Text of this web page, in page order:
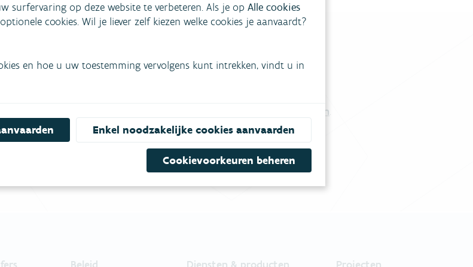
Vul ons contactformulier in
Bel gratis 1700
surfervaring op deze website te verbeteren. Als je op Alle cookies
cookies. Wil je liever zelf kiezen welke cookies je aanvaardt?
en hoe u uw toestemming vervolgens kunt intrekken, vindt u in
Enkel noodzakelijke cookies aanvaarden
Cookievoorkeuren beheren